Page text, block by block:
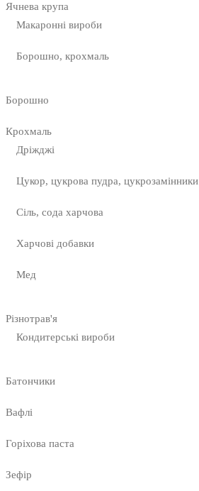
Ячнева крупа
Макаронні вироби
Борошно, крохмаль
Борошно
Крохмаль
Дріжджі
Цукор, цукрова пудра, цукрозамінники
Сіль, сода харчова
Харчові добавки
Мед
Різнотрав'я
Кондитерські вироби
Батончики
Вафлі
Горіхова паста
Зефір